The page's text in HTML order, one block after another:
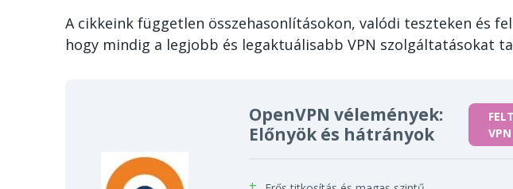
A cikkeink független összehasonlításokon, valódi teszteken és
hogy mindig a legjobb és legaktuálisabb VPN szolgáltatásokat
OpenVPN vélemények:
Előnyök és hátrányok
VPN